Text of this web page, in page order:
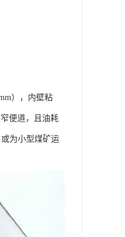
），内壁粘
便道，且油耗
为小型煤矿运